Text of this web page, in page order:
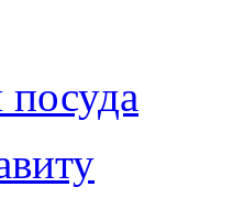
посуда